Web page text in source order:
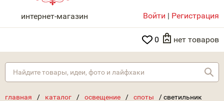
НАРЯДНЫЙ ДОМ
интернет-магазин Войти | Регистрация
0 нет товаров
главная / каталог / освещение / споты /светильник